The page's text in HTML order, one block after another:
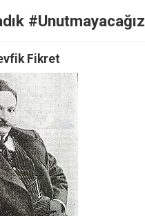
#Unutmayacağız
Fikret